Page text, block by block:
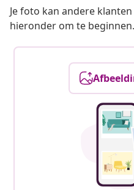
Je foto kan andere
hieronder om te beginnen.